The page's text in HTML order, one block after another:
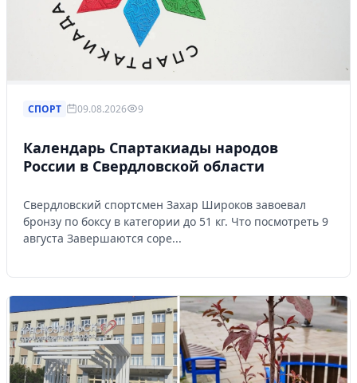
СПОРТ 09.08.2026 9
Календарь Спартакиады народов
России в Свердловской области
Свердловский спортсмен Захар Широков завоевал
бронзу по боксу в категории до 51 кг. Что посмотреть 9
августа Завершаются соре...